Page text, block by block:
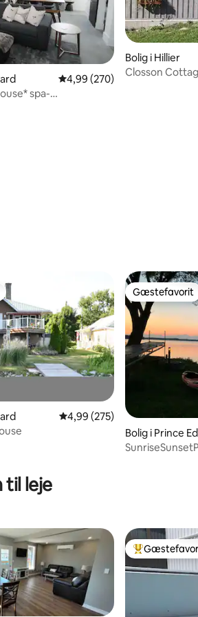
122 omtaler
4,99 ud af 5 i gennemsnitlig
4,99 (270)
spa-
Bolig i Hillier
Closson
335 omtaler
4,99 ud af 5 i gennemsnitlig
4,99 (275)
Gæstefavorit
Gæstefavorit
Bolig i Prince
til leje
Bedste